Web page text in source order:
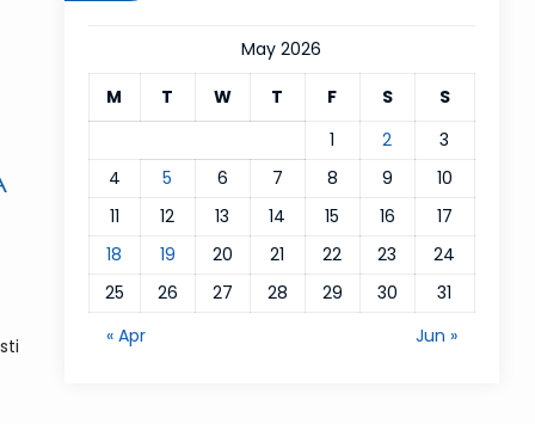
May 2026
M
T W T F S
S
1
2
3
4
5 6 7 8 9
10
11
12 13 14 15 16
17
18
19 20 21 22 23
24
25
26 27 28 29 30
31
« Apr
Jun »